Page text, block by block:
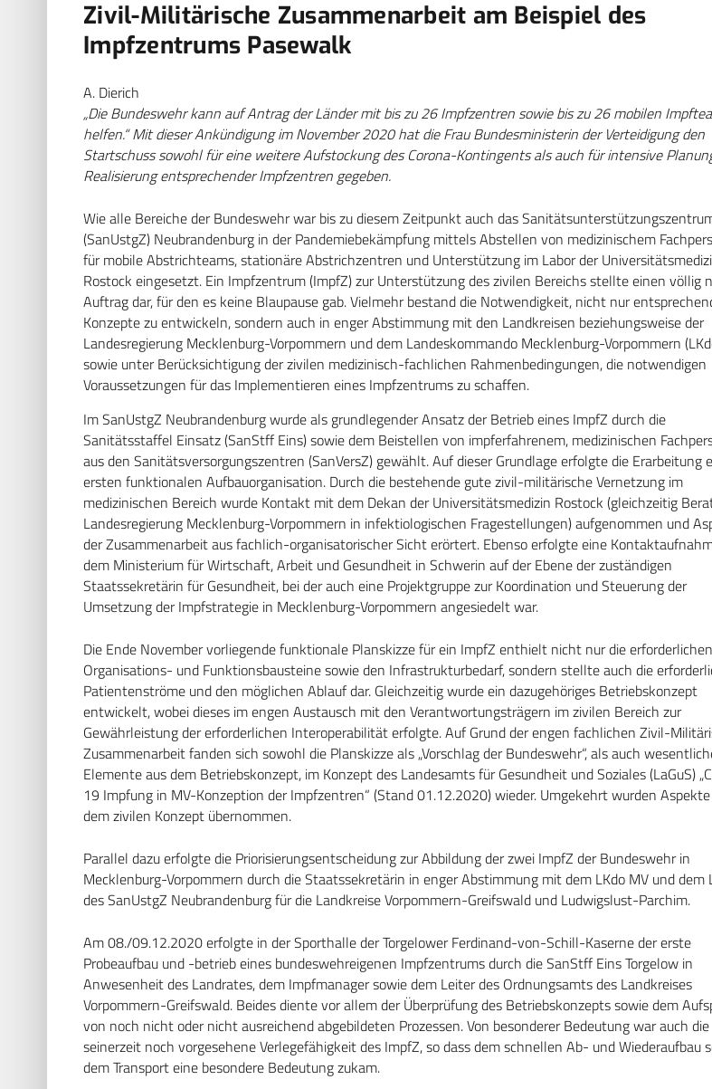
Zivil-Militärische Zusammenarbeit am Beispiel des
Impfzentrums Pasewalk
A. Dierich
„Die Bundeswehr kann auf Antrag der Länder mit bis zu 26 Impfzentren sowie bis zu 26 mobilen
helfen.“ Mit dieser Ankündigung im November 2020 hat die Frau Bundesministerin der Verteidigung den
Startschuss sowohl für eine weitere Aufstockung des Corona-Kontingents als auch für intensive
Realisierung entsprechender Impfzentren gegeben.
Wie alle Bereiche der Bundeswehr war bis zu diesem Zeitpunkt auch das
(SanUstgZ) Neubrandenburg in der Pandemiebekämpfung mittels Abstellen von medizinischem
für mobile Abstrichteams, stationäre Abstrichzentren und Unterstützung im Labor der
Rostock eingesetzt. Ein Impfzentrum (ImpfZ) zur Unterstützung des zivilen Bereichs stellte einen völlig
Auftrag dar, für den es keine Blaupause gab. Vielmehr bestand die Notwendigkeit, nicht nur
Konzepte zu entwickeln, sondern auch in enger Abstimmung mit den Landkreisen beziehungsweise der
Landesregierung Mecklenburg-Vorpommern und dem Landeskommando Mecklenburg-Vorpommern
sowie unter Berücksichtigung der zivilen medizinisch-fachlichen Rahmenbedingungen, die notwendigen
Voraussetzungen für das Implementieren eines Impfzentrums zu schaffen.
Im SanUstgZ Neubrandenburg wurde als grundlegender Ansatz der Betrieb eines ImpfZ durch die
Sanitätsstaffel Einsatz (SanStff Eins) sowie dem Beistellen von impferfahrenem, medizinischen
aus den Sanitätsversorgungszentren (SanVersZ) gewählt. Auf dieser Grundlage erfolgte die Erarbeitung
ersten funktionalen Aufbauorganisation. Durch die bestehende gute zivil-militärische Vernetzung im
medizinischen Bereich wurde Kontakt mit dem Dekan der Universitätsmedizin Rostock (gleichzeitig
Landesregierung Mecklenburg-Vorpommern in infektiologischen Fragestellungen) aufgenommen und
der Zusammenarbeit aus fachlich-organisatorischer Sicht erörtert. Ebenso erfolgte eine
dem Ministerium für Wirtschaft, Arbeit und Gesundheit in Schwerin auf der Ebene der zuständigen
Staatssekretärin für Gesundheit, bei der auch eine Projektgruppe zur Koordination und Steuerung der
Umsetzung der Impfstrategie in Mecklenburg-Vorpommern angesiedelt war.
Die Ende November vorliegende funktionale Planskizze für ein ImpfZ enthielt nicht nur die erforderlichen
Organisations- und Funktionsbausteine sowie den Infrastrukturbedarf, sondern stellte auch die
Patientenströme und den möglichen Ablauf dar. Gleichzeitig wurde ein dazugehöriges Betriebskonzept
entwickelt, wobei dieses im engen Austausch mit den Verantwortungsträgern im zivilen Bereich zur
Gewährleistung der erforderlichen Interoperabilität erfolgte. Auf Grund der engen fachlichen Zivil-
Zusammenarbeit fanden sich sowohl die Planskizze als „Vorschlag der Bundeswehr“, als auch
Elemente aus dem Betriebskonzept, im Konzept des Landesamts für Gesundheit und Soziales (LaGuS)
19 Impfung in MV-Konzeption der Impfzentren“ (Stand 01.12.2020) wieder. Umgekehrt wurden
dem zivilen Konzept übernommen.
Parallel dazu erfolgte die Priorisierungsentscheidung zur Abbildung der zwei ImpfZ der Bundeswehr in
Mecklenburg-Vorpommern durch die Staatssekretärin in enger Abstimmung mit dem LKdo MV und dem
des SanUstgZ Neubrandenburg für die Landkreise Vorpommern-Greifswald und Ludwigslust-Parchim.
Am 08./09.12.2020 erfolgte in der Sporthalle der Torgelower Ferdinand-von-Schill-Kaserne der erste
Probeaufbau und -betrieb eines bundeswehreigenen Impfzentrums durch die SanStff Eins Torgelow in
Anwesenheit des Landrates, dem Impfmanager sowie dem Leiter des Ordnungsamts des Landkreises
Vorpommern-Greifswald. Beides diente vor allem der Überprüfung des Betriebskonzepts sowie dem
von noch nicht oder nicht ausreichend abgebildeten Prozessen. Von besonderer Bedeutung war auch die
seinerzeit noch vorgesehene Verlegefähigkeit des ImpfZ, so dass dem schnellen Ab- und Wiederaufbau
dem Transport eine besondere Bedeutung zukam.